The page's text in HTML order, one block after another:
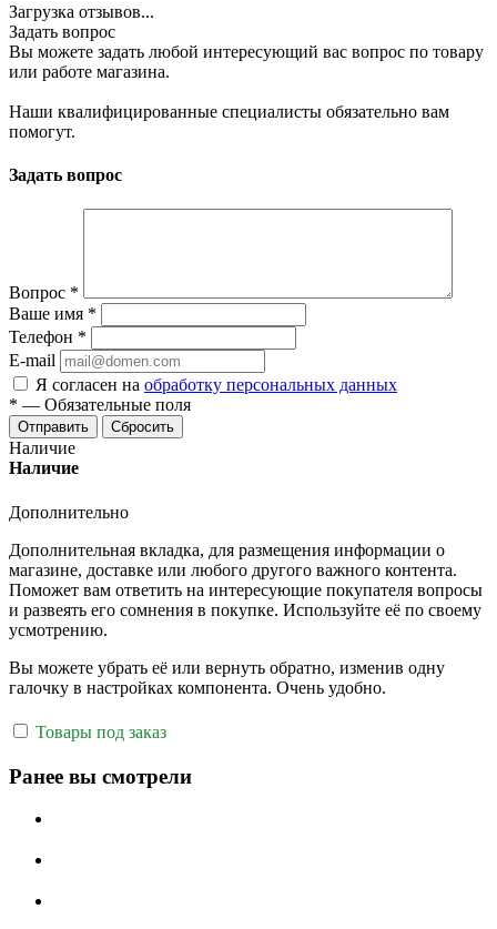
Загрузка отзывов...
Задать вопрос
Вы можете задать любой интересующий вас вопрос по товару
или работе магазина.
Наши квалифицированные специалисты обязательно вам
помогут.
Задать вопрос
Вопрос *
Ваше имя *
Телефон *
E-mail
Я согласен на обработку персональных данных
* — Обязательные поля
Отправить Сбросить
Наличие
Наличие
Дополнительно
Дополнительная вкладка, для размещения информации о
магазине, доставке или любого другого важного контента.
Поможет вам ответить на интересующие покупателя вопросы
и развеять его сомнения в покупке. Используйте её по своему
усмотрению.
Вы можете убрать её или вернуть обратно, изменив одну
галочку в настройках компонента. Очень удобно.
Товары под заказ
Ранее вы смотрели